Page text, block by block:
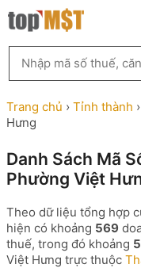
Chuyển
đến
kiếm
MST
theo
tên
công
người
đại
hoặc
mã
số
thuế
Trang chủ › Tỉnh thành ›
Hưng
Danh Sách Mã
Phường Việt
Theo dữ liệu tổng hợp
hiện có khoảng 569
thuế, trong đó khoảng
Việt Hưng trực thuộc